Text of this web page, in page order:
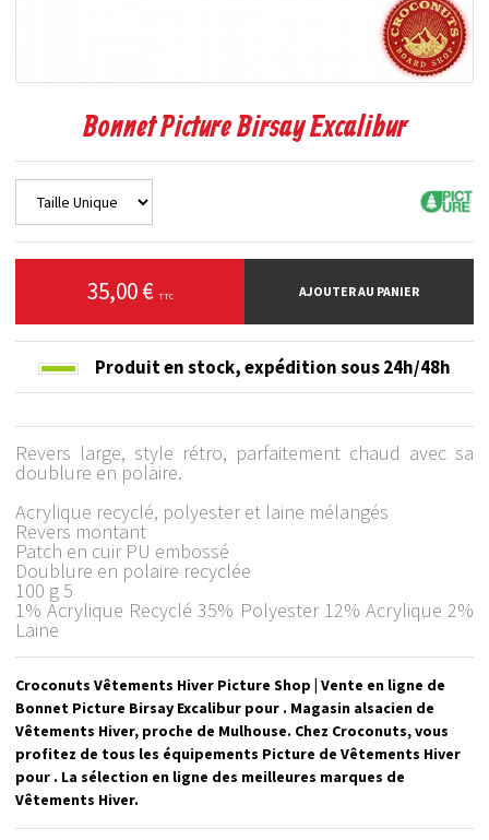
Bonnet Picture Birsay Excalibur
35,00 € TTC AJOUTER AU PANIER
Produit en stock,expédition sous 24h/48h
Revers large, style rétro, parfaitement chaud avec sa
doublure en polaire.
Acrylique recyclé, polyester et laine mélangés
Revers montant
Patch en cuir PU embossé
Doublure en polaire recyclée
100 g 5
1% Acrylique Recyclé 35% Polyester 12% Acrylique 2%
Laine
Croconuts Vêtements Hiver Picture Shop | Vente en ligne de
Bonnet Picture Birsay Excalibur pour . Magasin alsacien de
Vêtements Hiver, proche de Mulhouse. Chez Croconuts, vous
profitez de tous les équipements Picture de Vêtements Hiver
pour . La sélection en ligne des meilleures marques de
Vêtements Hiver.